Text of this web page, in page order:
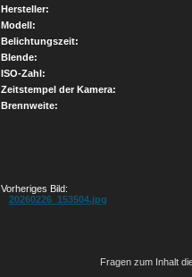
Hersteller:
Modell:
Belichtungszeit:
Blende:
ISO-Zahl:
Zeitstempel der Kamera:
Brennweite:
Vorheriges Bild:
20260226_153504.jpg
Fragen zum Inhalt